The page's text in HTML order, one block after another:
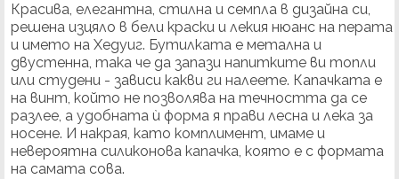
Красива, елегантна, стилна и семпла в дизайна си,
решена изцяло в бели краски и лекия нюанс на перата
и името на Хедуиг. Бутилката е метална и
двустенна, така че да запази напитките ви топли
или студени - зависи какви ги налеете. Капачката е
на винт, който не позволява на течността да се
разлее, а удобната ѝ форма я прави лесна и лека за
носене. И накрая, като комплимент, имаме и
невероятна силиконова капачка, която е с формата
на самата сова.